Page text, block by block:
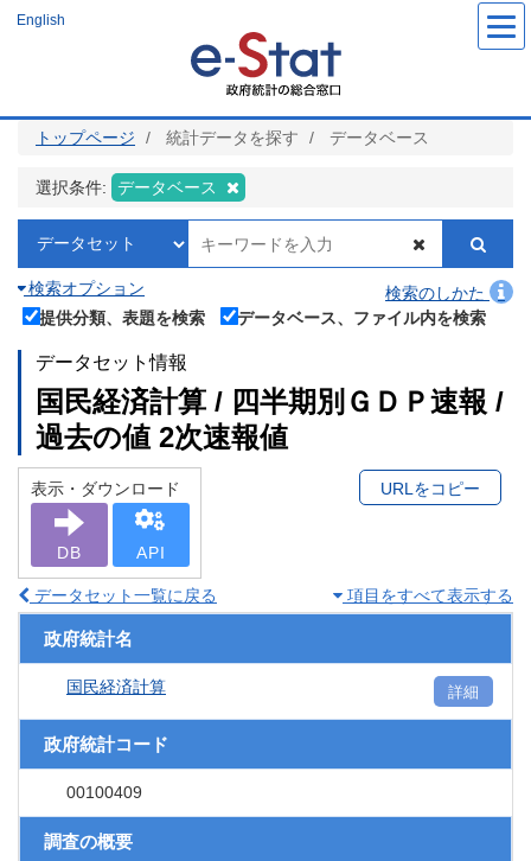
ツ
English
トップページ 統計データを探す データベース
選択条件: データベース
検索オプション
検索のしかた
提供分類、表題を検索
データベース、ファイル内を検索
データセット情報
国民経済計算 / 四半期別ＧＤＰ速報 /
過去の値 2次速報値
表示・ダウンロード
DB API
URLをコピー
データセット一覧に戻る 項目をすべて表示する
政府統計名
国民経済計算 詳細
政府統計コード
00100409
調査の概要